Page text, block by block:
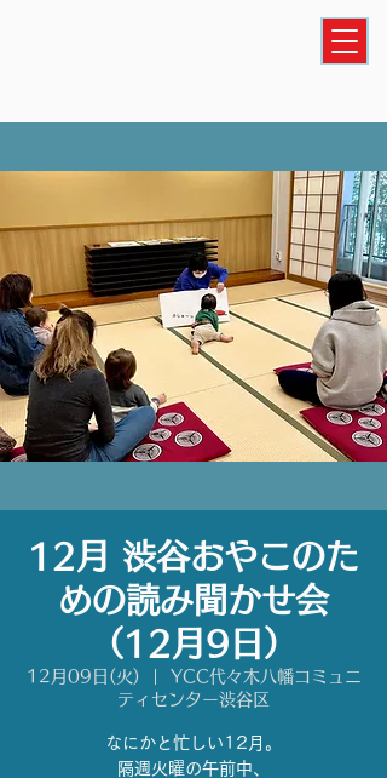
12月 渋谷おやこのた
めの読み聞かせ会
（12月9日）
12月09日(火)
YCC代々木八幡コミュニ
ティセンター渋谷区
なにかと忙しい12月。
隔週火曜の午前中、